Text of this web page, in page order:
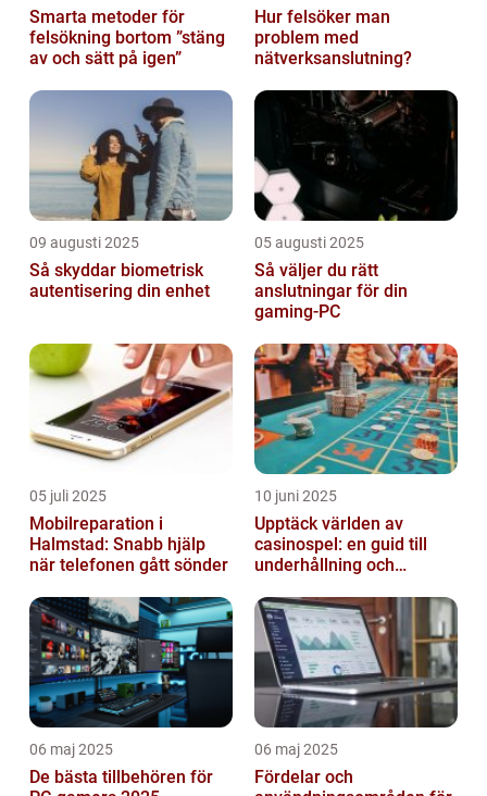
Smarta metoder för
felsökning bortom ”stäng
av och sätt på igen”
Hur felsöker man
problem med
nätverksanslutning?
09 augusti 2025
Så skyddar biometrisk
autentisering din enhet
05 augusti 2025
Så väljer du rätt
anslutningar för din
gaming-PC
05 juli 2025
Mobilreparation i
Halmstad: Snabb hjälp
när telefonen gått sönder
10 juni 2025
Upptäck världen av
casinospel: en guid till
underhållning och
06 maj 2025
De bästa tillbehören för
06 maj 2025
Fördelar och